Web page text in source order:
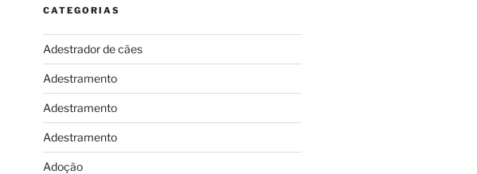
CATEGORIAS
Adestrador de cães
Adestramento
Adestramento
Adestramento
Adoção